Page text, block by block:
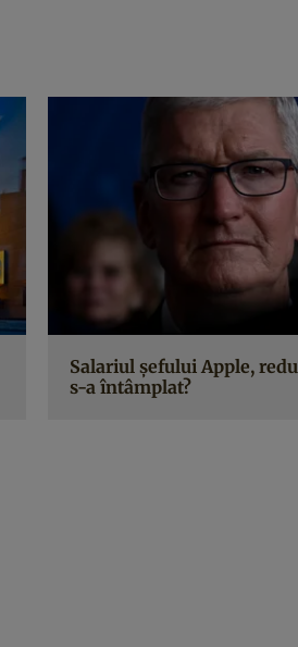
Salariul șefului Apple,
s-a întâmplat?